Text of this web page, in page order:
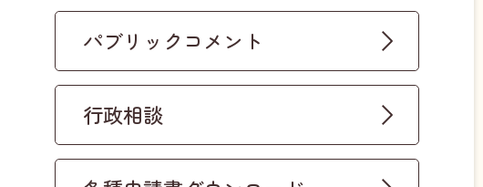
パブリックコメント
行政相談